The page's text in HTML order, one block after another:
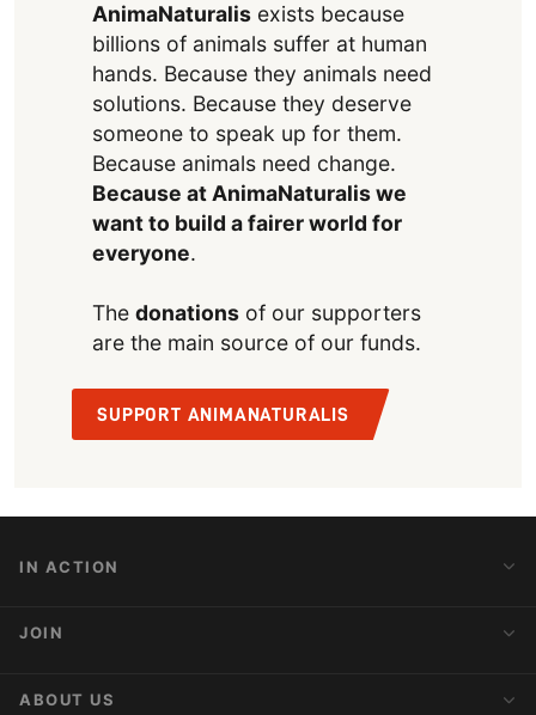
AnimaNaturalisexists because
billions of animals suffer at human
hands. Because they animals need
solutions. Because they deserve
someone to speak up for them.
Because animals need change.
Because at AnimaNaturalis we
want to build a fairer world for
everyone.
The donationsof our supporters
are the main source of our funds.
SUPPORT ANIMANATURALIS
IN ACTION
Action Alerts
JOIN
Activist Network
ABOUT US